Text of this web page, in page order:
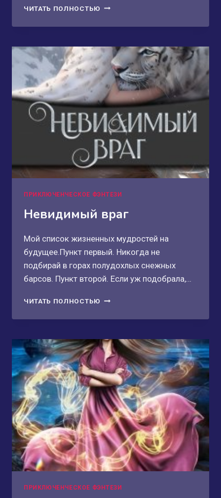
ЧИТАТЬ ПОЛНОСТЬЮ СКАНДАЛЬНАЯ
ИЛИ
ДРАКОН!
ПРИКЛЮЧЕНЧЕСКОЕ ФЭНТЕЗИ
Невидимый враг
Мой список жизненных мудростей на
будущее.Пункт первый. Никогда не
подбирай в горах полудохлых снежных
барсов. Пункт второй. Если уж подобрала,…
ЧИТАТЬ ПОЛНОСТЬЮ НЕВИДИМЫЙ
ПРИКЛЮЧЕНЧЕСКОЕ ФЭНТЕЗИ